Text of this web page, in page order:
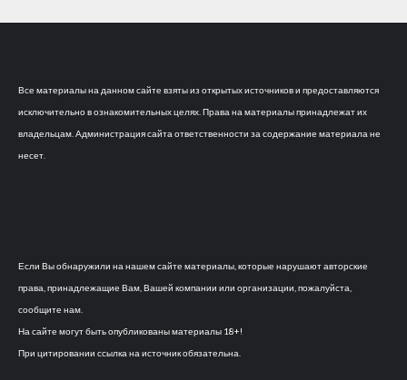
Все материалы на данном сайте взяты из открытых источников и предоставляются
исключительно в ознакомительных целях. Права на материалы принадлежат их
владельцам. Администрация сайта ответственности за содержание материала не
несет.
Если Вы обнаружили на нашем сайте материалы, которые нарушают авторские
права, принадлежащие Вам, Вашей компании или организации, пожалуйста,
сообщите нам.
На сайте могут быть опубликованы материалы 18+!
При цитировании ссылка на источник обязательна.